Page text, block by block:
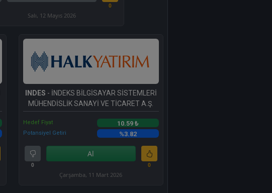
0
Salı, 12 Mayıs 2026
INDES - İNDEKS BİLGİSAYAR SİSTEMLERİ
MÜHENDİSLİK SANAYİ VE TİCARET A.Ş.
Hedef Fiyat 10.59 ₺
Potansiyel Getiri %3.82
0
Al
0
Çarşamba, 11 Mart 2026